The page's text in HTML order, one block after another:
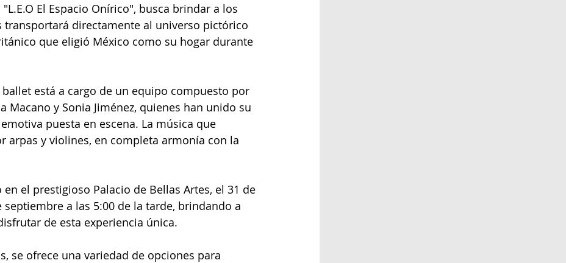
El Espacio Onírico", busca brindar a los
transportará directamente al universo pictórico
que eligió México como su hogar durante
está a cargo de un equipo compuesto por
Macano y Sonia Jiménez, quienes han unido su
puesta en escena. La música que
arpas y violines, en completa armonía con la
el prestigioso Palacio de Bellas Artes, el 31 de
a las 5:00 de la tarde, brindando a
de esta experiencia única.
se ofrece una variedad de opciones para